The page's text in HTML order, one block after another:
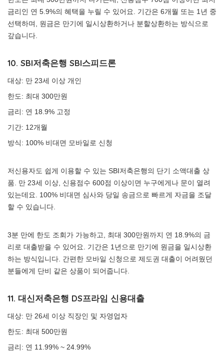
금리인 연 5.9%의 혜택을 누릴 수 있어요. 기간은 6개월 또는 1년 중
선택하며, 원금은 만기에 일시상환하거나 분할상환하는 방식으로
갚습니다.
10. SBI저축은행 SBI스피드론
대상: 만 23세 이상 개인
한도: 최대 300만원
금리: 연 18.9% 고정
기간: 12개월
방식: 100% 비대면 모바일로 신청
저신용자도 쉽게 이용할 수 있는 SBI저축은행의 단기 소액대출 상
품. 만 23세 이상, 신용점수 600점 이상이면 누구에게나 문이 열려
있는데요. 100% 비대면 심사와 당일 송금으로 빠르게 자금을 조달
할 수 있습니다.
3분 만에 한도 조회가 가능하고, 최대 300만원까지 연 18.9%의 금
리로 대출받을 수 있어요. 기간은 1년으로 만기에 원금을 일시상환
하는 방식입니다. 간편한 모바일 신청으로 제도권 대출이 어려웠던
분들에게 단비 같은 상품이 되어줍니다.
11. 대신저축은행 DS프라임 신용대출
대상: 만 26세 이상 직장인 및 자영업자
한도: 최대 500만원
금리: 연 11.99% ~ 24.99%